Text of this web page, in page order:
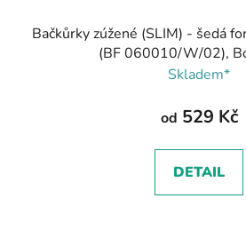
Bačkůrky zúžené (SLIM) - šedá
(BF 060010/W/02),
Skladem*
od 529 Kč
DETAIL